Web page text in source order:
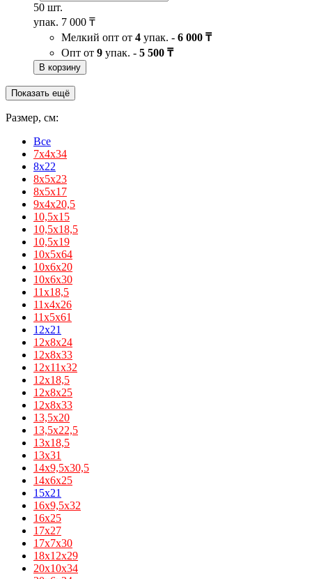
50 шт.
упак. 7 000 ₸
Мелкий опт от 4 упак. - 6 000 ₸
Опт от 9 упак. - 5 500 ₸
В корзину
Показать ещё
Размер, см:
Все
7х4х34
8x22
8x5x23
8х5х17
9х4х20,5
10,5х15
10,5х18,5
10,5х19
10х5х64
10х6х20
10х6х30
11х18,5
11х4х26
11х5х61
12x21
12x8x24
12x8x33
12х11х32
12х18,5
12х8х25
12х8х33
13,5х20
13,5х22,5
13х18,5
13х31
14x9,5x30,5
14х6х25
15x21
16x9,5x32
16х25
17х27
17х7х30
18х12х29
20х10х34